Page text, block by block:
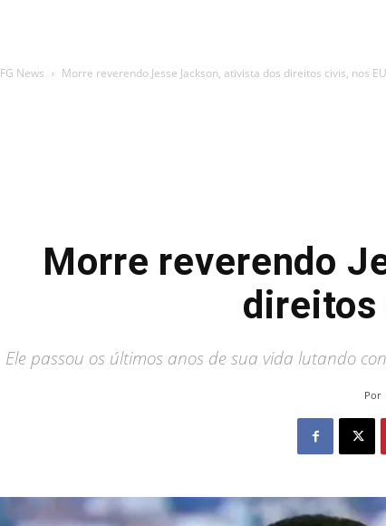
FG News Morre reverendo Jesse Jackson, ativista dos direitos civis, nos
Morre reverendo
direitos
Ele passou os últimos anos de sua vida lutando
Por